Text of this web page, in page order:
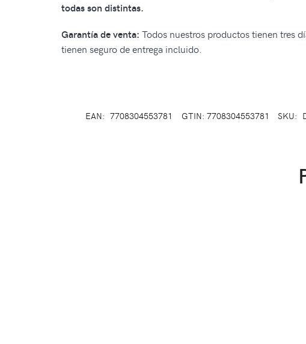
todas son distintas.
Garantía de venta: Todos nuestros productos tienen tres
tienen seguro de entrega incluido.
EAN: 7708304553781 GTIN: 7708304553781 SKU: